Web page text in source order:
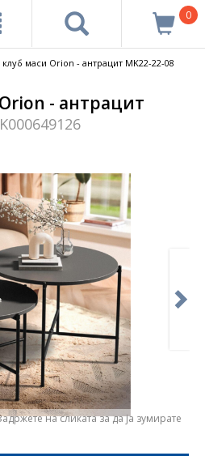
0
клуб маси Orion - антрацит MK22-22-08
- антрацит
на сликата за да ја зумирате